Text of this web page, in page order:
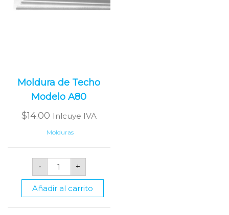
Moldura de Techo
Modelo A80
$14.00 Inlcuye IVA
Molduras
-
Moldura
de
Techo
Modelo
A80
cantidad
+
Añadir al carrito